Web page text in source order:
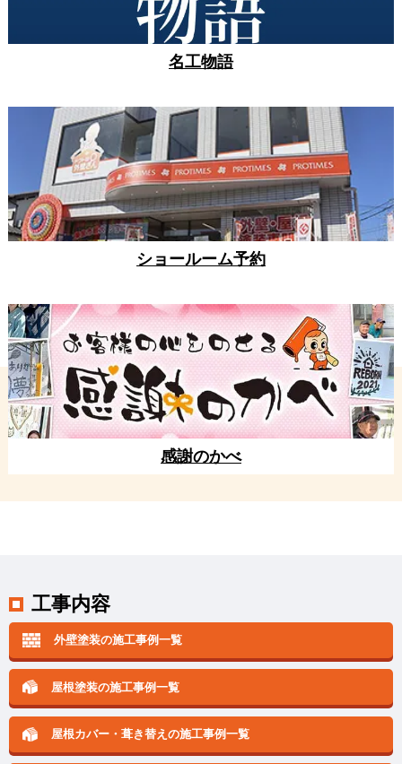
名工物語
ショールーム予約
感謝のかべ
工事内容
外壁塗装の施工事例一覧
屋根塗装の施工事例一覧
屋根カバー・葺き替えの施工事例一覧